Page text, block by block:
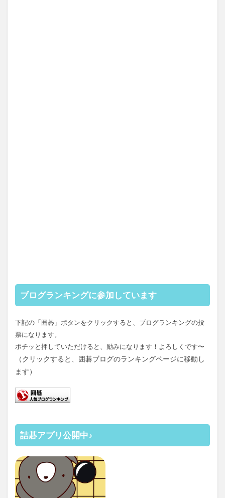
ブログランキングに参加しています
下記の「囲碁」ボタンをクリックすると、ブログランキングの投
票になります。
ポチッと押していただけると、励みになります！よろしくです〜
（クリックすると、囲碁ブログのランキングページに移動し
ます）
詰碁アプリ公開中♪